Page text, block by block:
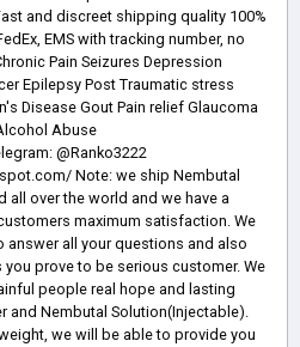
and discreet shipping quality 100%
EMS with tracking number, no
Pain Seizures Depression
Epilepsy Post Traumatic stress
Disease Gout Pain relief Glaucoma
Abuse
@Ranko3222
Note: we ship Nembutal
all over the world and we have a
maximum satisfaction. We
answer all your questions and also
prove to be serious customer. We
people real hope and lasting
and Nembutal Solution(Injectable).
we will be able to provide you